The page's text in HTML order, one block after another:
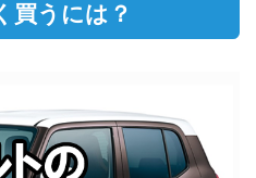
買うには？